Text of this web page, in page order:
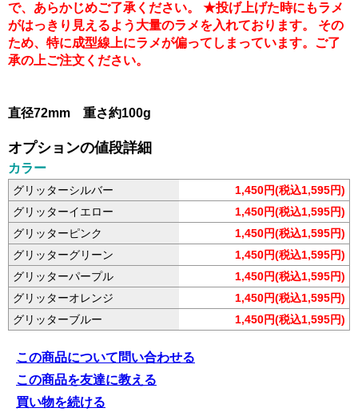
で、あらかじめご了承ください。 ★投げ上げた時にもラメ
がはっきり見えるよう大量のラメを入れております。 その
ため、特に成型線上にラメが偏ってしまっています。ご了
承の上ご注文ください。
直径72mm 重さ約100g
オプションの値段詳細
カラー
グリッターシルバー
1,450円(税込1,595円)
グリッターイエロー
1,450円(税込1,595円)
グリッターピンク
1,450円(税込1,595円)
グリッターグリーン
1,450円(税込1,595円)
グリッターパープル
1,450円(税込1,595円)
グリッターオレンジ
1,450円(税込1,595円)
グリッターブルー
1,450円(税込1,595円)
この商品について問い合わせる
この商品を友達に教える
買い物を続ける